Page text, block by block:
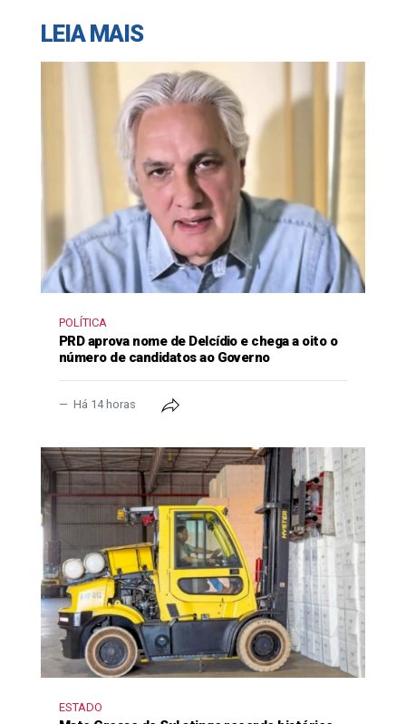
LEIA MAIS
POLÍTICA
PRD aprova nome de Delcídio e chega a oito o
número de candidatos ao Governo
Há 14 horas
ESTADO